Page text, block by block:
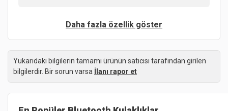
Daha fazla özellik göster
Yukarıdaki bilgilerin tamamı ürünün satıcısı tarafından girilen
bilgilerdir. Bir sorun varsa İlanı rapor et